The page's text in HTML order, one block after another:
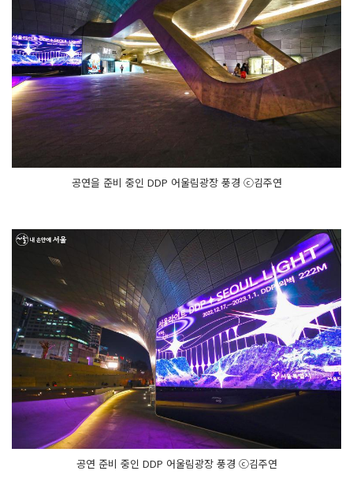
공연을 준비 중인 DDP 어울림광장 풍경 ⓒ김주연
공연 준비 중인 DDP 어울림광장 풍경 ⓒ김주연